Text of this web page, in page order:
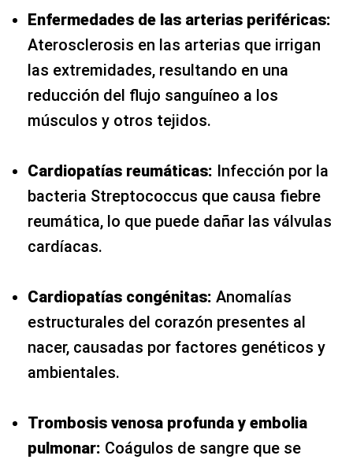
Enfermedades de las arterias periféricas:
Aterosclerosis en las arterias que irrigan
las extremidades, resultando en una
reducción del flujo sanguíneo a los
músculos y otros tejidos.
Cardiopatías reumáticas: Infección por la
bacteria Streptococcus que causa fiebre
reumática, lo que puede dañar las válvulas
cardíacas.
Cardiopatías congénitas: Anomalías
estructurales del corazón presentes al
nacer, causadas por factores genéticos y
ambientales.
Trombosis venosa profunda y embolia
pulmonar: Coágulos de sangre que se